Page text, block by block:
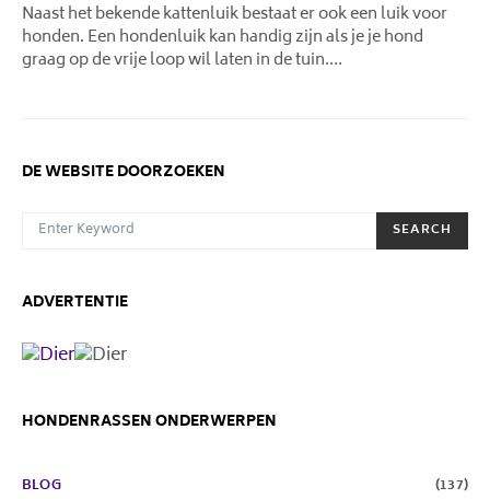
Naast het bekende kattenluik bestaat er ook een luik voor
honden. Een hondenluik kan handig zijn als je je hond
graag op de vrije loop wil laten in de tuin.…
DE WEBSITE DOORZOEKEN
SEARCH FOR:
SEARCH
ADVERTENTIE
HONDENRASSEN ONDERWERPEN
BLOG (137)